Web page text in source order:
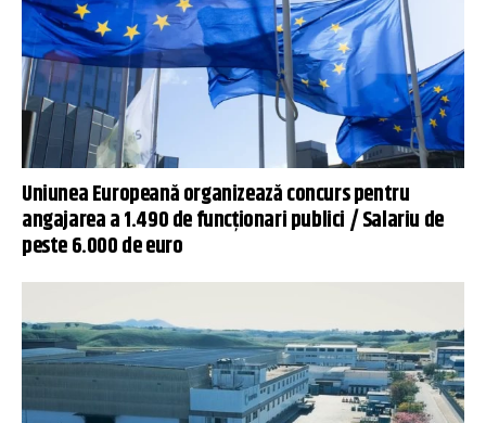
Uniunea Europeană organizează concurs pentru
angajarea a 1.490 de funcționari publici / Salariu de
peste 6.000 de euro